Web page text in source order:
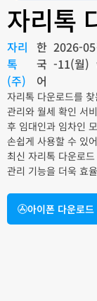
자리톡
자리
톡
(주)
한
국
어
2026-05
-11(월)
자리톡 다운로드를
관리와 월세 확인 서
후 임대인과 임차인
손쉽게 사용할 수 있
최신 자리톡 다운로
관리 기능을 더욱 효
아이폰 다운로드